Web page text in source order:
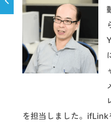
を担当しました。